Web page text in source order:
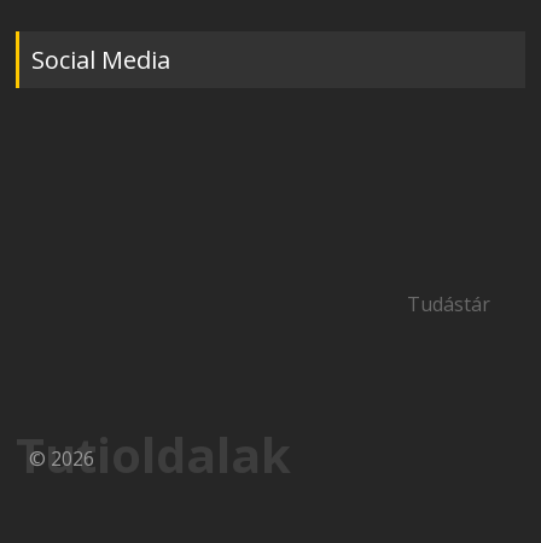
Social Media
Tudástár
Tutioldalak
© 2026